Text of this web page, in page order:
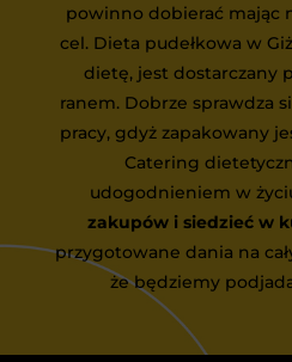
powinno dobierać mając
cel. Dieta pudełkowa w
dietę, jest dostarczany
ranem. Dobrze sprawdza
pracy, gdyż zapakowany
Catering
udogodnieniem w
zakupów i siedzieć w
przygotowane dania na
że będziemy